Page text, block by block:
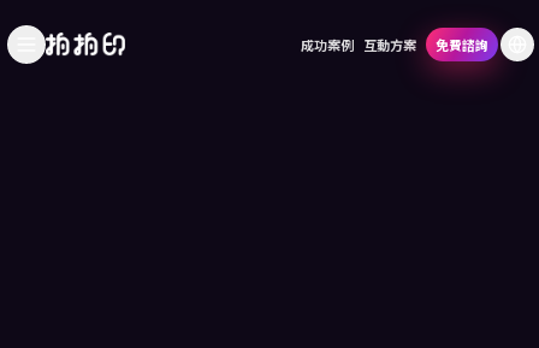
成功案例 互動方案 免費諮詢